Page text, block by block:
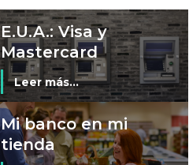
E.U.A.: Visa y
Mastercard
resuelven
demanda
colectiva sobre
cajeros
automáticos
Leer más...
Mi banco en mi
tienda